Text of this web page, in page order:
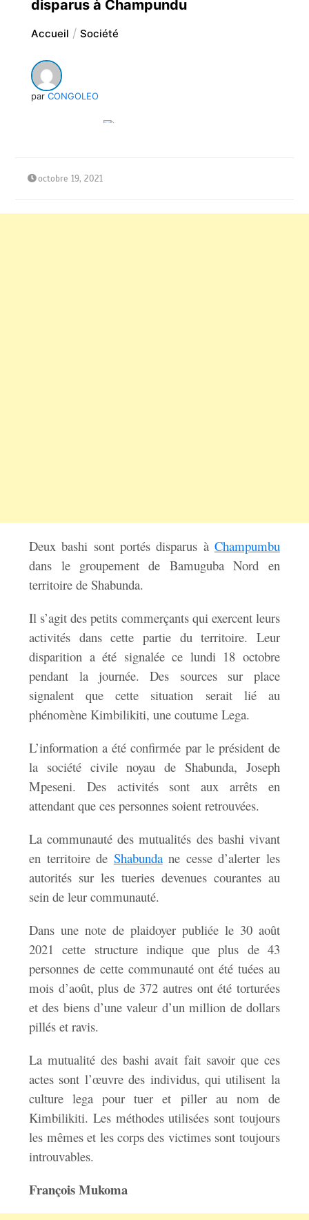
disparus à Champundu
Accueil Société
par CONGOLEO
octobre 19, 2021
Deux bashi sont portés disparus à Champumbu
dans le groupement de Bamuguba Nord en
territoire de Shabunda.
Il s’agit des petits commerçants qui exercent leurs
activités dans cette partie du territoire. Leur
disparition a été signalée ce lundi 18 octobre
pendant la journée. Des sources sur place
signalent que cette situation serait lié au
phénomène Kimbilikiti, une coutume Lega.
L’information a été confirmée par le président de
la société civile noyau de Shabunda, Joseph
Mpeseni. Des activités sont aux arrêts en
attendant que ces personnes soient retrouvées.
La communauté des mutualités des bashi vivant
en territoire de Shabundane cesse d’alerter les
autorités sur les tueries devenues courantes au
sein de leur communauté.
Dans une note de plaidoyer publiée le 30 août
2021 cette structure indique que plus de 43
personnes de cette communauté ont été tuées au
mois d’août, plus de 372 autres ont été torturées
et des biens d’une valeur d’un million de dollars
pillés et ravis.
La mutualité des bashi avait fait savoir que ces
actes sont l’œuvre des individus, qui utilisent la
culture lega pour tuer et piller au nom de
Kimbilikiti. Les méthodes utilisées sont toujours
les mêmes et les corps des victimes sont toujours
introuvables.
François Mukoma